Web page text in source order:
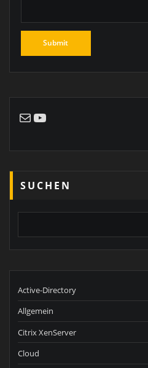
E-MailYouTube
SUCHEN
Active-Directory
Allgemein
Citrix XenServer
Cloud